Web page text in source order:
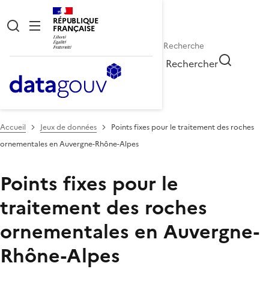
RÉPUBLIQUE
FRANÇAISE
Rechercher
Accueil Jeux de données
Points fixes pour le traitement des roches
ornementales en Auvergne-Rhône-Alpes
Points fixes pour le
traitement des roches
ornementales en Auvergne-
Rhône-Alpes